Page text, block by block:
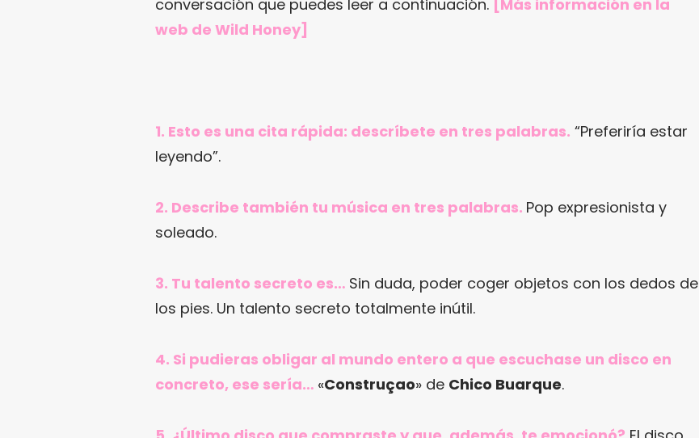
conversación que puedes leer a continuación. [Más información en la
web de Wild Honey]
1. Esto es una cita rápida: descríbete en tres palabras. “Preferiría estar
leyendo”.
2. Describe también tu música en tres palabras. Pop expresionista y
soleado.
3. Tu talento secreto es… Sin duda, poder coger objetos con los dedos de
los pies. Un talento secreto totalmente inútil.
4. Si pudieras obligar al mundo entero a que escuchase un disco en
concreto, ese sería… «Construçao» de Chico Buarque.